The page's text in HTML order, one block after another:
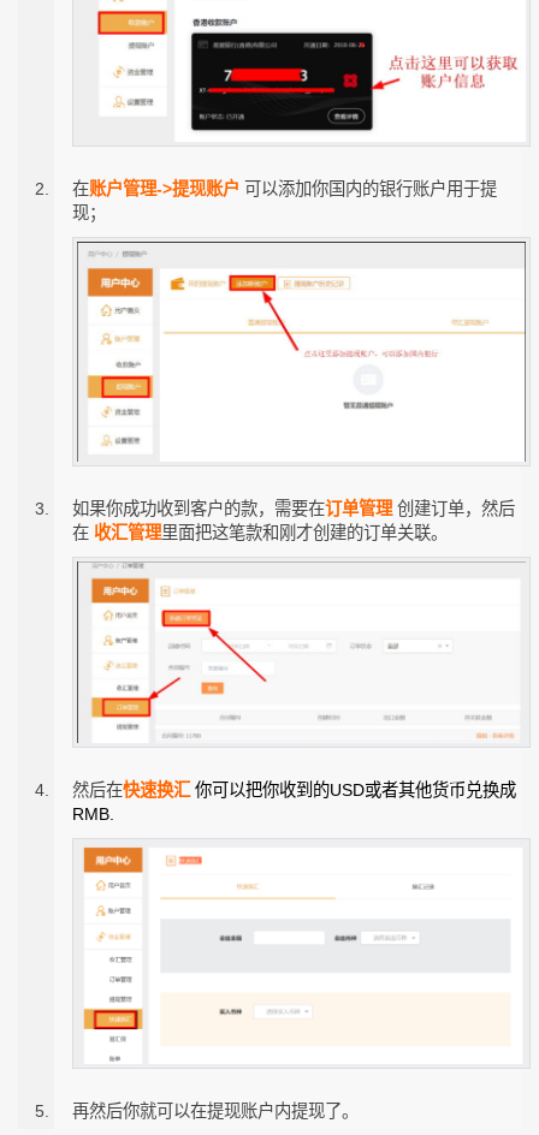
在账户管理->提现账户 可以添加你国内的银行账户用于提
现；
如果你成功收到客户的款，需要在订单管理 创建订单，然后
在 收汇管理里面把这笔款和刚才创建的订单关联。
然后在快速换汇你可以把你收到的USD或者其他货币兑换成
RMB.
再然后你就可以在提现账户内提现了。